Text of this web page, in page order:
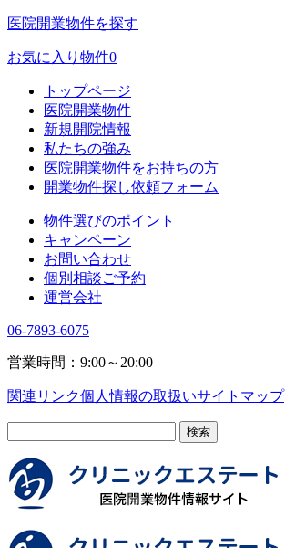
医院開業物件を探す
お気に入り物件0
トップページ
医院開業物件
新規開院情報
私たちの強み
医院開業物件をお持ちの方
開業物件探し依頼フォーム
物件選びのポイント
キャンペーン
お問い合わせ
個別相談ご予約
運営会社
06-7893-6075
営業時間：9:00～20:00
関連リンク個人情報の取扱いサイトマップ